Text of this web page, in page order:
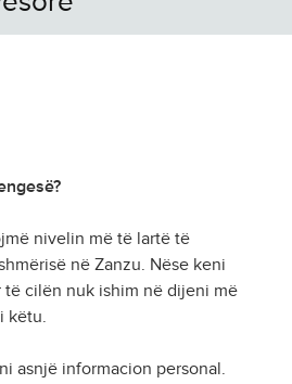
nivelin më të lartë të
në Zanzu. Nëse keni
cilën nuk ishim në dijeni më
këtu.
asnjë informacion personal.